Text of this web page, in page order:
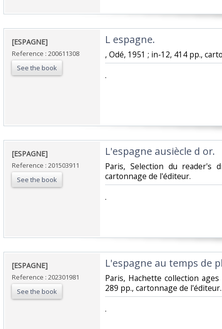
‎[ESPAGNE]‎
Reference : 200611308
See the book
‎L espagne. ‎
‎, Odé, 1951 ; in-12, 414 pp.,
‎.‎
‎[ESPAGNE]‎
Reference : 201503911
See the book
‎L'espagne ausiècle d or. ‎
‎Paris, Selection du reader's
cartonnage de l'éditeur.‎
‎.‎
‎[ESPAGNE]‎
Reference : 202301981
See the book
‎L'espagne au temps de
‎Paris, Hachette collection
289 pp., cartonnage de l'éditeur.‎
‎.‎